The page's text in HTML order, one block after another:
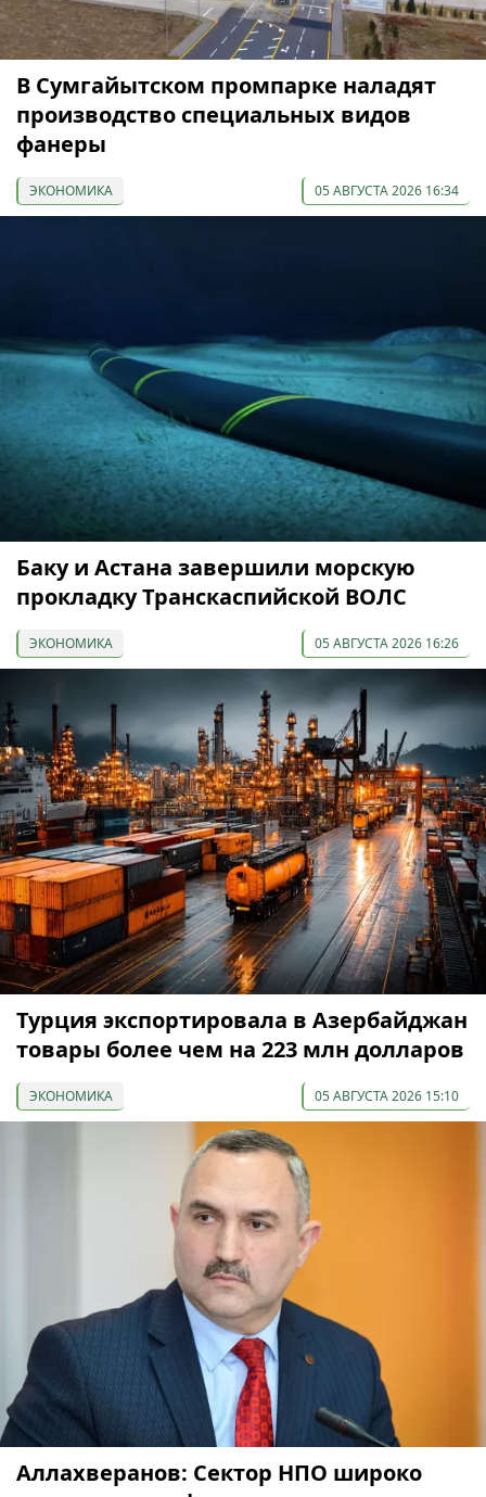
В Сумгайытском промпарке наладят
производство специальных видов
фанеры
ЭКОНОМИКА 05 АВГУСТА 2026 16:34
Баку и Астана завершили морскую
прокладку Транскаспийской ВОЛС
ЭКОНОМИКА 05 АВГУСТА 2026 16:26
Турция экспортировала в Азербайджан
товары более чем на 223 млн долларов
ЭКОНОМИКА 05 АВГУСТА 2026 15:10
Аллахверанов: Сектор НПО широко